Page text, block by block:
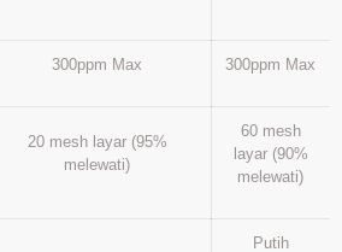
300ppm Max 300ppm Max
20 mesh layar (95%
melewati)
60 mesh
layar (90%
melewati)
Putih